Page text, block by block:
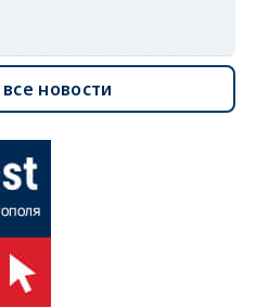
новости